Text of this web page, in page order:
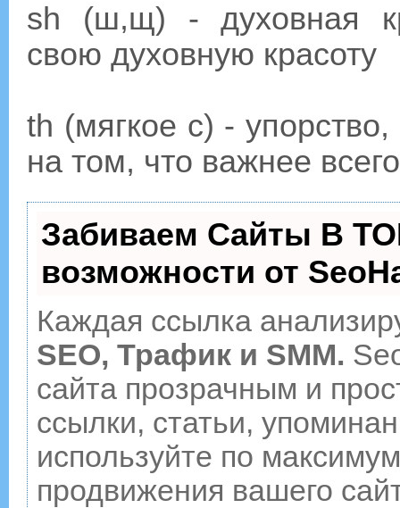
sh (ш,щ) - духовная
свою духовную красоту
th (мягкое с) - упорство,
на том, что важнее всего
Забиваем Сайты В
возможности от
Каждая ссылка
SEO, Трафик и SMM.
сайта прозрачным и
ссылки, статьи,
используйте по
продвижения вашего